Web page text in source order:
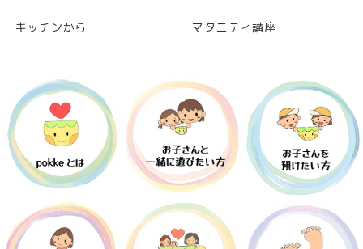
キッチンから マタニティ講座